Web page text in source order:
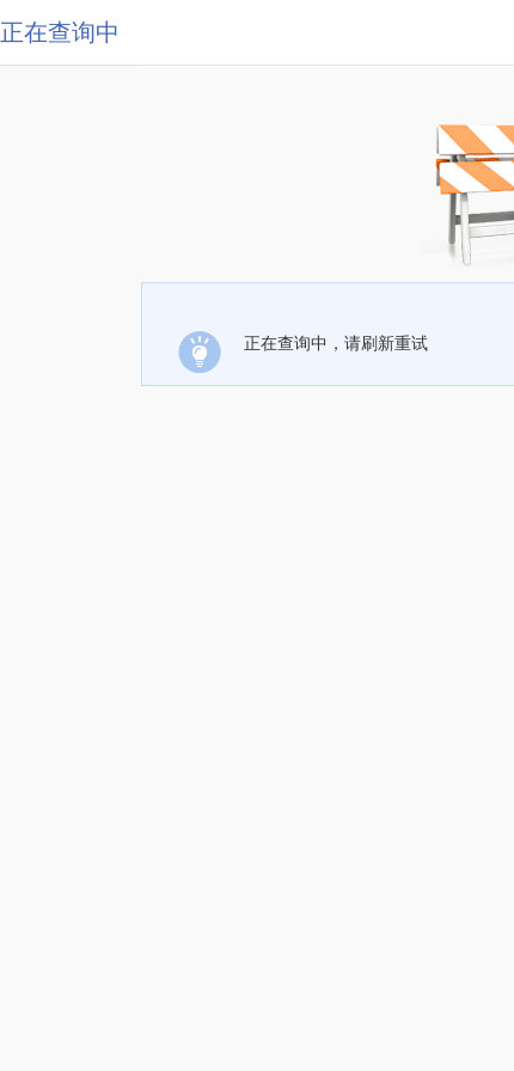
正在查询中
正在查询中，请刷新重试